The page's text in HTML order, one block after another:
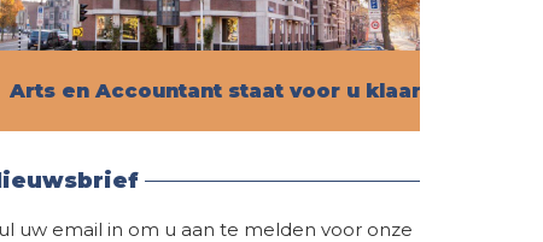
Arts en Accountant staat voor u klaar!
uw email in om u aan te melden voor onze